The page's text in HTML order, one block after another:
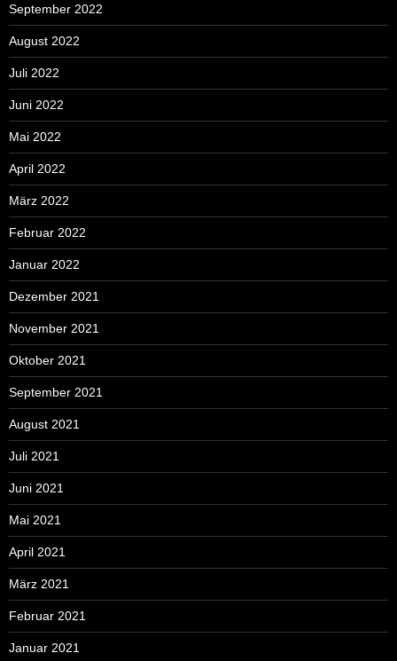
September 2022
August 2022
Juli 2022
Juni 2022
Mai 2022
April 2022
März 2022
Februar 2022
Januar 2022
Dezember 2021
November 2021
Oktober 2021
September 2021
August 2021
Juli 2021
Juni 2021
Mai 2021
April 2021
März 2021
Februar 2021
Januar 2021